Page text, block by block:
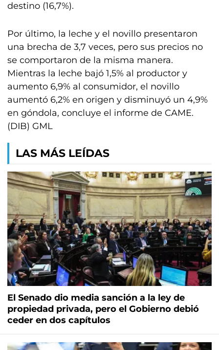
destino (16,7%).
Por último, la leche y el novillo presentaron
una brecha de 3,7 veces, pero sus precios no
se comportaron de la misma manera.
Mientras la leche bajó 1,5% al productor y
aumento 6,9% al consumidor, el novillo
aumentó 6,2% en origen y disminuyó un 4,9%
en góndola, concluye el informe de CAME.
(DIB) GML
LAS MÁS LEÍDAS
El Senado dio media sanción a la ley de
propiedad privada, pero el Gobierno debió
ceder en dos capítulos